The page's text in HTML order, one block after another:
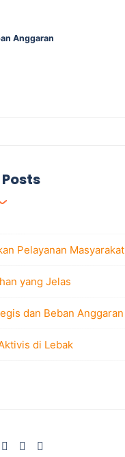
Anggaran
Pelayanan Masyarakat
yang Jelas
dan Beban Anggaran
di Lebak